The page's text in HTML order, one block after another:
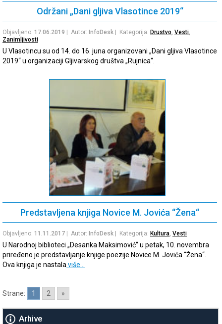
Održani „Dani gljiva Vlasotince 2019“
Objavljeno: 17.06.2019 | Autor: InfoDesk | Kategorija: Drustvo Vesti
Zanimljivosti
U Vlasotincu su od 14. do 16. juna organizovani „Dani gljiva Vlasotince
2019“ u organizaciji Gljivarskog društva „Rujnica“.
Predstavljena knjiga Novice M. Jovića “Žena“
Objavljeno: 11.11.2017 | Autor: InfoDesk | Kategorija: Kultura Vesti
U Narodnoj biblioteci „Desanka Maksimović“ u petak, 10. novembra
priređeno je predstavljanje knjige poezije Novice M. Jovića “Žena“.
Ova knjiga je nastala više…
Strane: 1 2 »
Arhive